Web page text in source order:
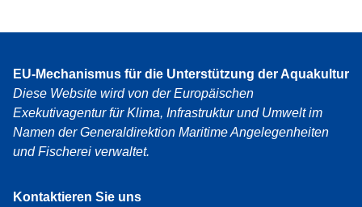
EU-Mechanismus für die Unterstützung der Aquakultur
Diese Website wird von der Europäischen
Exekutivagentur für Klima, Infrastruktur und Umwelt im
Namen der Generaldirektion Maritime Angelegenheiten
und Fischerei verwaltet.
Kontaktieren Sie uns